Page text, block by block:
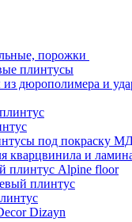
порожки
плинтусы
дюрополимера и
под покраску
кварцвинила и
плинтус Alpine floor
плинтус
Dizayn